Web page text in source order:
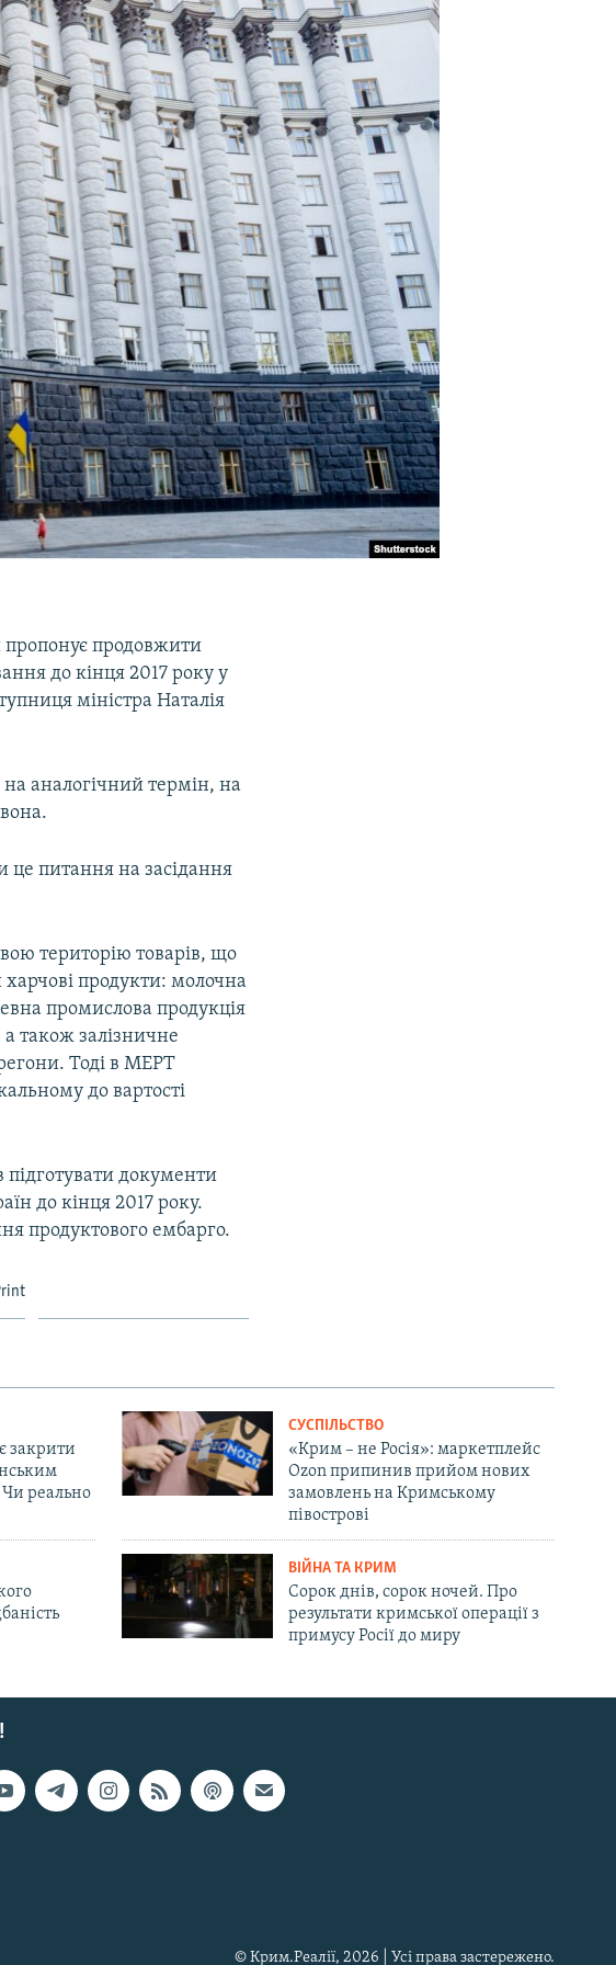
пропонує продовжити
до кінця 2017 року у
міністра Наталія
аналогічний термін, на
це питання на засідання
територію товарів, що
харчові продукти: молочна
промислова продукція
а також залізничне
Тоді в МЕРТ
до вартості
документи
до кінця 2017 року.
продуктового ембарго.
закрити
реально
СУСПІЛЬСТВО
«Крим – не Росія»: маркетплейс
Ozon припинив прийом нових
замовлень на Кримському
півострові
ВІЙНА ТА КРИМ
Сорок днів, сорок ночей. Про
результати кримської операції з
примусу Росії до миру
© Крим.Реалії, 2026 | Усі права застережено.